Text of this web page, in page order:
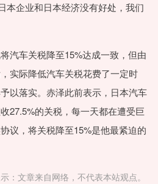
本企业和日本经济没有好处，我们
车关税降至15%达成一致，但由
实际降低汽车关税花费了一定时
以落实。赤泽此前表示，日本汽车
27.5%的关税，每一天都在遭受巨
议，将关税降至15%是他最紧迫的
：文章来自网络，不代表本站观点。